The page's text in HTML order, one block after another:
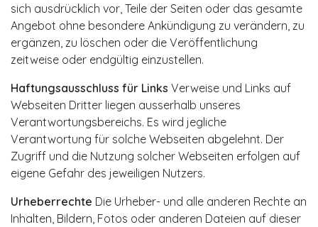
sich ausdrücklich vor, Teile der Seiten oder das gesamte
Angebot ohne besondere Ankündigung zu verändern, zu
ergänzen, zu löschen oder die Veröffentlichung
zeitweise oder endgültig einzustellen.
Haftungsausschluss für Links Verweise und Links auf
Webseiten Dritter liegen ausserhalb unseres
Verantwortungsbereichs. Es wird jegliche
Verantwortung für solche Webseiten abgelehnt. Der
Zugriff und die Nutzung solcher Webseiten erfolgen auf
eigene Gefahr des jeweiligen Nutzers.
Urheberrechte Die Urheber- und alle anderen Rechte an
Inhalten, Bildern, Fotos oder anderen Dateien auf dieser